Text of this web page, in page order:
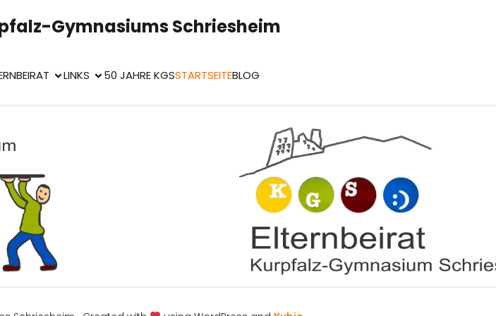
Gymnasiums Schriesheim
LINKS 50 JAHRE KGSSTARTSEITEBLOG